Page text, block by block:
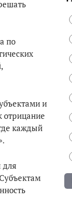
по
и
отрицание
каждый
для